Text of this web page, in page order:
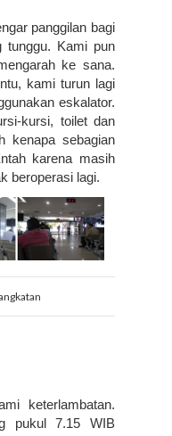
panggilan bagi
tunggu. Kami pun
ke sana.
kami turun lagi
eskalator.
kursi, toilet dan
kenapa sebagian
karena masih
beroperasi lagi.
keterlambatan.
pukul 7.15 WIB